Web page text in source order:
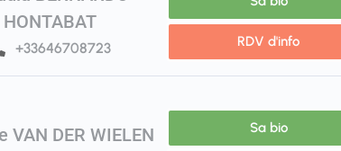
HONTABAT
+33646708723 RDV d'info
VAN DER WIELEN Sa bio